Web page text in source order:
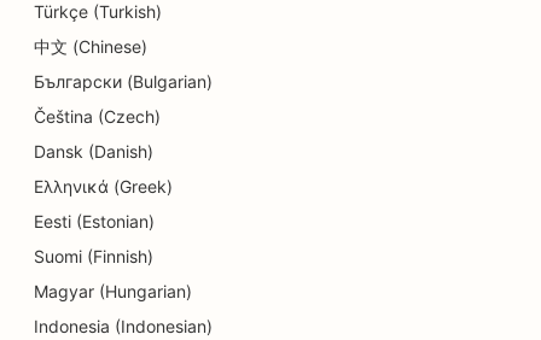
за дітьми
SEO для магазинів пончиків
SEO для електриків
SEO для магазинів електроніки
SEO для інжинірингових компаній
SEO для дитячих садків
Türkçe (Turkish)
中文 (Chinese)
Български (Bulgarian)
Čeština (Czech)
Dansk (Danish)
Ελληνικά (Greek)
Eesti (Estonian)
Suomi (Finnish)
Magyar (Hungarian)
Indonesia (Indonesian)